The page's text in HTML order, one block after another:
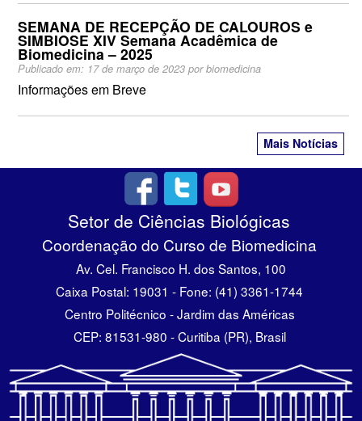
SEMANA DE RECEPÇÃO DE CALOUROS e
SIMBIOSE XIV Semana Acadêmica de
Biomedicina – 2025
Publicado em: 17 de março de 2023porbiomedicina
Informações em Breve
Mais Notícias
Setor de Ciências Biológicas
Coordenação do Curso de Biomedicina
Av. Cel. Francisco H. dos Santos, 100
Caixa Postal: 19031 - Fone: (41) 3361-1744
Centro Politécnico - Jardim das Américas
CEP: 81531-980 - Curitiba (PR), Brasil